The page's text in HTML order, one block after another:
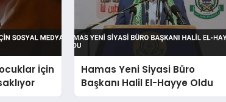
İçin
Hamas Yeni Siyasi Büro
Başkanı Halil El-Hayye Oldu